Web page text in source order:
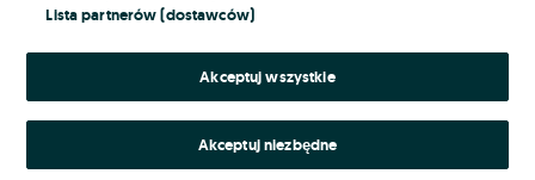
Lista partnerów (dostawców)
Akceptuj wszystkie
Akceptuj niezbędne